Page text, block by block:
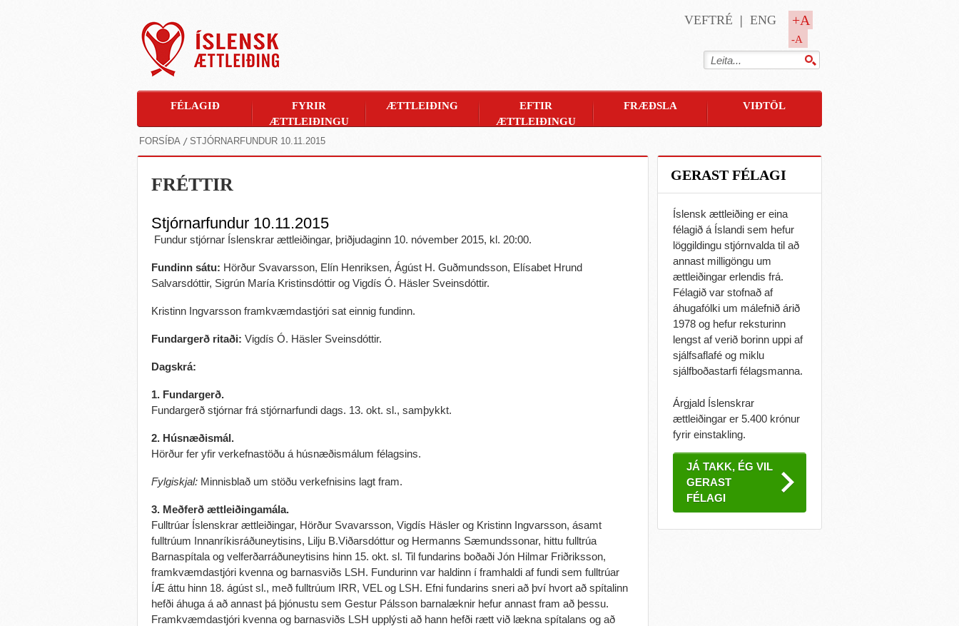
FORSÍÐA STJÓRNARFUNDUR 10.11.2015
FRÉTTIR
Stjórnarfundur 10.11.2015
Fundur stjórnar Íslenskrar ættleiðingar, þriðjudaginn 10. nóvember 2015, kl. 20:00.
Fundinn sátu: Hörður Svavarsson, Elín Henriksen, Ágúst H. Guðmundsson, Elísabet Hrund
Salvarsdóttir, Sigrún María Kristinsdóttir og Vigdís Ó. Häsler Sveinsdóttir.
Kristinn Ingvarsson framkvæmdastjóri sat einnig fundinn.
Fundargerð ritaði: Vigdís Ó. Häsler Sveinsdóttir.
Dagskrá:
1. Fundargerð.
Fundargerð stjórnar frá stjórnarfundi dags. 13. okt. sl., samþykkt.
2. Húsnæðismál.
Hörður fer yfir verkefnastöðu á húsnæðismálum félagsins.
Fylgiskjal: Minnisblað um stöðu verkefnisins lagt fram.
3. Meðferð ættleiðingamála.
Fulltrúar Íslenskrar ættleiðingar, Hörður Svavarsson, Vigdís Häsler og Kristinn Ingvarsson, ásamt
fulltrúum Innanríkisráðuneytisins, Lilju B.Viðarsdóttur og Hermanns Sæmundssonar, hittu fulltrúa
Barnaspítala og velferðarráðuneytisins hinn 15. okt. sl. Til fundarins boðaði Jón Hilmar Friðriksson,
framkvæmdastjóri kvenna og barnasviðs LSH. Fundurinn var haldinn í framhaldi af fundi sem fulltrúar
ÍÆ áttu hinn 18. ágúst sl., með fulltrúum IRR, VEL og LSH. Efni fundarins sneri að því hvort að spítalinn
hefði áhuga á að annast þá þjónustu sem Gestur Pálsson barnalæknir hefur annast fram að þessu.
Framkvæmdastjóri kvenna og barnasviðs LSH upplýsti að hann hefði rætt við lækna spítalans og að
FÉLAGIÐ
FYRIR
ÆTTLEIÐINGU
ÆTTLEIÐING
EFTIR
ÆTTLEIÐINGU
FRÆÐSLA VIÐTÖL
GERAST FÉLAGI
Íslensk ættleiðing er eina
félagið á Íslandi sem hefur
löggildingu stjórnvalda til að
annast milligöngu um
ættleiðingar erlendis frá.
Félagið var stofnað af
áhugafólki um málefnið árið
1978 og hefur reksturinn
lengst af verið borinn uppi af
sjálfsaflafé og miklu
sjálfboðastarfi félagsmanna.
Árgjald Íslenskrar
ættleiðingar er 5.400 krónur
fyrir einstakling.
JÁ TAKK, ÉG VIL
GERAST
FÉLAGI
+A
-A
VEFTRÉ ENG